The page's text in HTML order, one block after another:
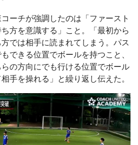
ーチが強調したのは「ファースト
方を意識する」こと。「最初から
では相手に読まれてしまう。パス
できる位置でボールを持つこと、
の方向にでも行ける位置でボール
手を操れる」と繰り返し伝えた。